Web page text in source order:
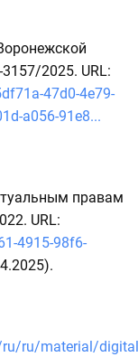
2025. URL:
47d0-4e79-
a056-91e8...
правам
URL:
4915-98f6-
ru/ru/material/